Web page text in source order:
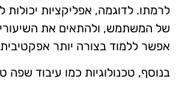
לרמתו. לדוגמה, אפליקציות
של המשתמש, ולהתאים את
אפשר ללמוד בצורה יותר אפקטיבית
בנוסף, טכנולוגיות כמו עיבוד שפה